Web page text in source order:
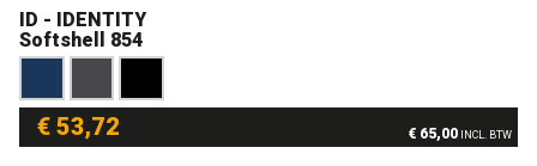
ID - IDENTITY
Softshell 854
€ 53,72 € 65,00 INCL. BTW